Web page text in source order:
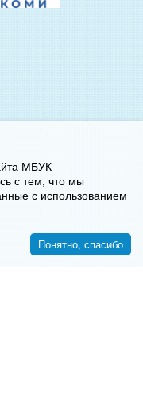
МБУК
с тем, что мы
с использованием
Понятно, спасибо